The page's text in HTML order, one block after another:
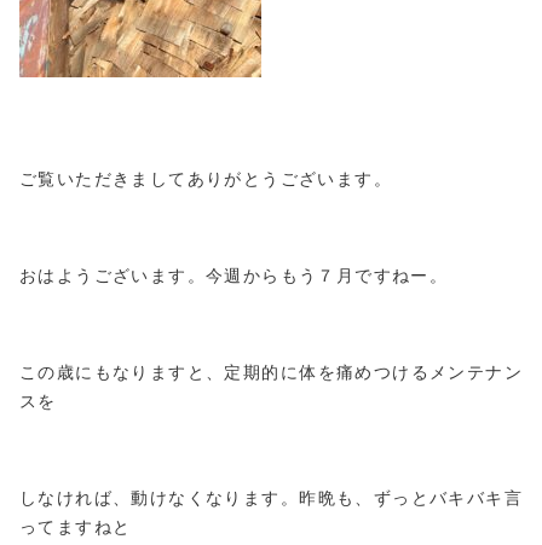
ご覧いただきましてありがとうございます。
おはようございます。今週からもう７月ですねー。
この歳にもなりますと、定期的に体を痛めつけるメンテナン
スを
しなければ、動けなくなります。昨晩も、ずっとバキバキ言
ってますねと